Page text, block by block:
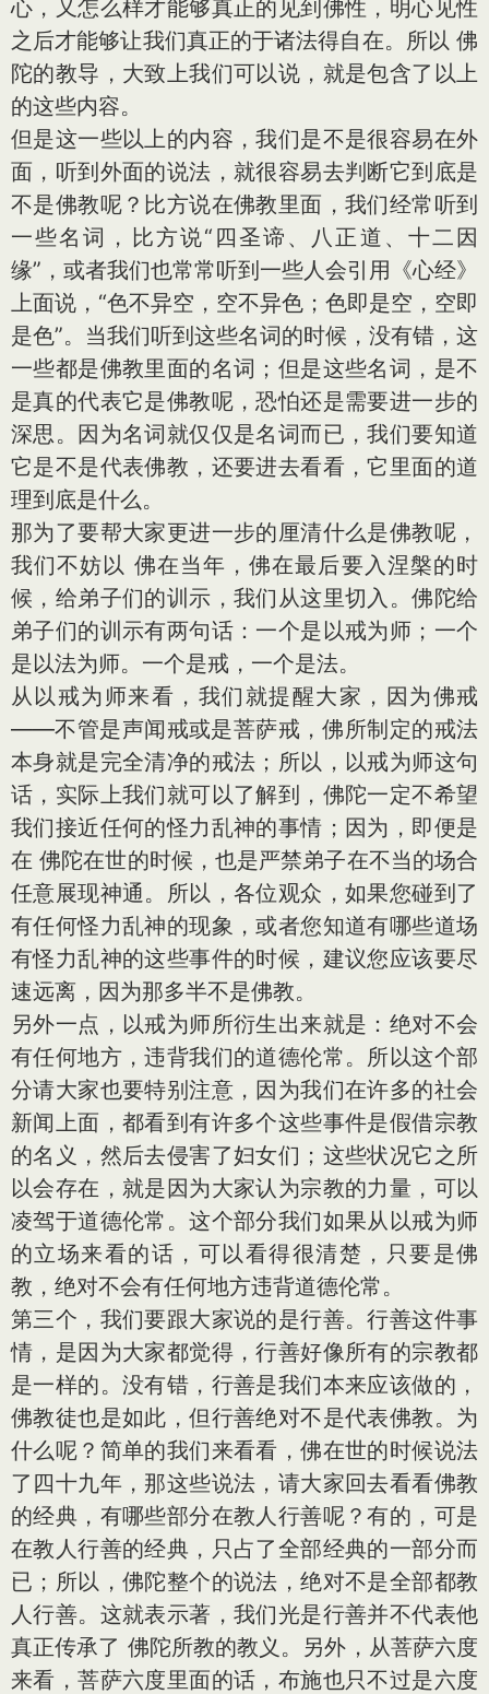
心，又怎么样才能够真正的见到佛性，明心见性
之后才能够让我们真正的于诸法得自在。所以 佛
陀的教导，大致上我们可以说，就是包含了以上
的这些内容。
但是这一些以上的内容，我们是不是很容易在外
面，听到外面的说法，就很容易去判断它到底是
不是佛教呢？比方说在佛教里面，我们经常听到
一些名词，比方说“四圣谛、八正道、十二因
缘”，或者我们也常常听到一些人会引用《心经》
上面说，“色不异空，空不异色；色即是空，空即
是色”。当我们听到这些名词的时候，没有错，这
一些都是佛教里面的名词；但是这些名词，是不
是真的代表它是佛教呢，恐怕还是需要进一步的
深思。因为名词就仅仅是名词而已，我们要知道
它是不是代表佛教，还要进去看看，它里面的道
理到底是什么。
那为了要帮大家更进一步的厘清什么是佛教呢，
我们不妨以 佛在当年，佛在最后要入涅槃的时
候，给弟子们的训示，我们从这里切入。佛陀给
弟子们的训示有两句话：一个是以戒为师；一个
是以法为师。一个是戒，一个是法。
从以戒为师来看，我们就提醒大家，因为佛戒
——不管是声闻戒或是菩萨戒，佛所制定的戒法
本身就是完全清净的戒法；所以，以戒为师这句
话，实际上我们就可以了解到，佛陀一定不希望
我们接近任何的怪力乱神的事情；因为，即便是
在 佛陀在世的时候，也是严禁弟子在不当的场合
任意展现神通。所以，各位观众，如果您碰到了
有任何怪力乱神的现象，或者您知道有哪些道场
有怪力乱神的这些事件的时候，建议您应该要尽
速远离，因为那多半不是佛教。
另外一点，以戒为师所衍生出来就是：绝对不会
有任何地方，违背我们的道德伦常。所以这个部
分请大家也要特别注意，因为我们在许多的社会
新闻上面，都看到有许多个这些事件是假借宗教
的名义，然后去侵害了妇女们；这些状况它之所
以会存在，就是因为大家认为宗教的力量，可以
凌驾于道德伦常。这个部分我们如果从以戒为师
的立场来看的话，可以看得很清楚，只要是佛
教，绝对不会有任何地方违背道德伦常。
第三个，我们要跟大家说的是行善。行善这件事
情，是因为大家都觉得，行善好像所有的宗教都
是一样的。没有错，行善是我们本来应该做的，
佛教徒也是如此，但行善绝对不是代表佛教。为
什么呢？简单的我们来看看，佛在世的时候说法
了四十九年，那这些说法，请大家回去看看佛教
的经典，有哪些部分在教人行善呢？有的，可是
在教人行善的经典，只占了全部经典的一部分而
已；所以，佛陀整个的说法，绝对不是全部都教
人行善。这就表示著，我们光是行善并不代表他
真正传承了 佛陀所教的教义。另外，从菩萨六度
来看，菩萨六度里面的话，布施也只不过是六度